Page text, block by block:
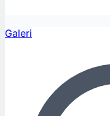
Galeri